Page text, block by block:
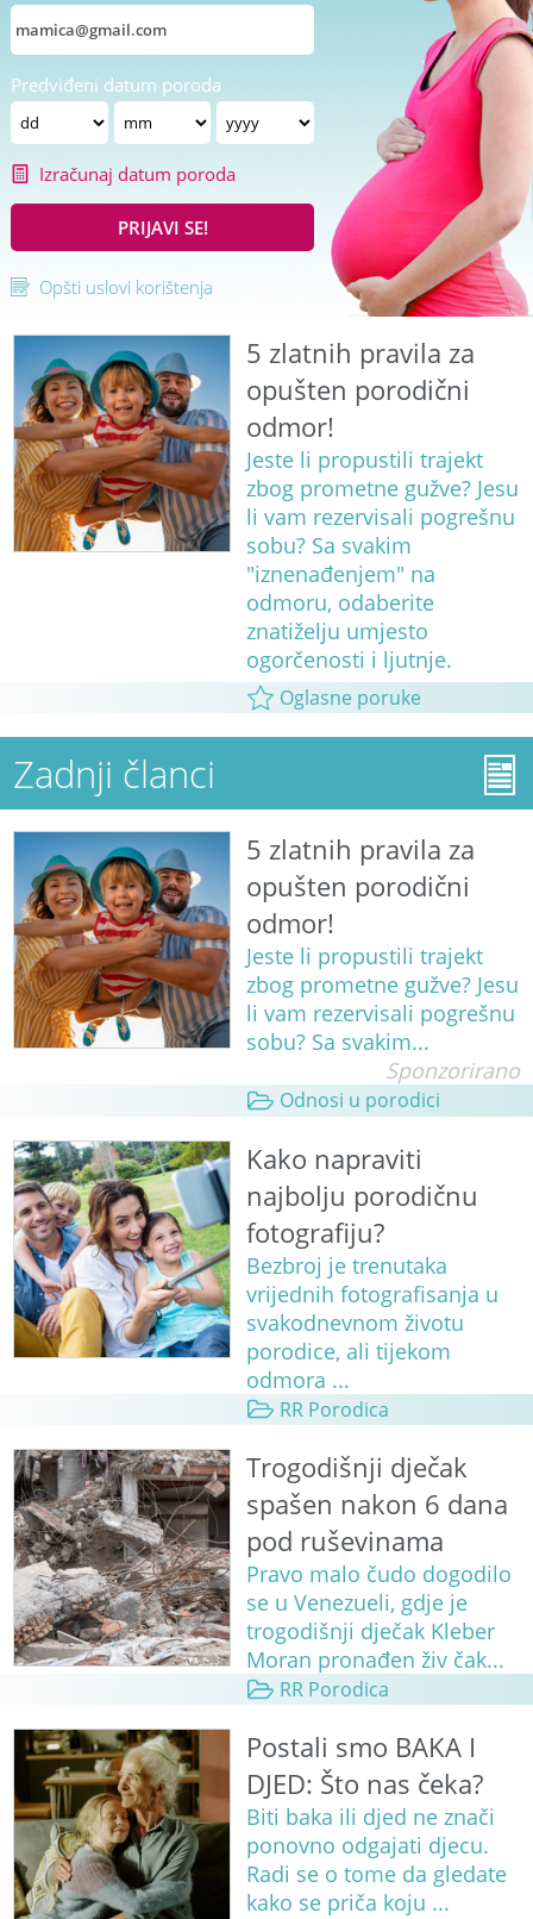
Predviđeni datum poroda
Izračunaj datum poroda
PRIJAVI SE!
Opšti uslovi korištenja
5 zlatnih pravila za
opušten porodični
odmor!
Jeste li propustili trajekt
zbog prometne gužve? Jesu
li vam rezervisali pogrešnu
sobu? Sa svakim
"iznenađenjem" na
odmoru, odaberite
znatiželju umjesto
ogorčenosti i ljutnje.
Oglasne poruke
Zadnji članci
5 zlatnih pravila za
opušten porodični
odmor!
Jeste li propustili trajekt
zbog prometne gužve? Jesu
li vam rezervisali pogrešnu
sobu? Sa svakim...
Sponzorirano
Odnosi u porodici
Kako napraviti
najbolju porodičnu
fotografiju?
Bezbroj je trenutaka
vrijednih fotografisanja u
svakodnevnom životu
porodice, ali tijekom
odmora ...
RR Porodica
Trogodišnji dječak
spašen nakon 6 dana
pod ruševinama
Pravo malo čudo dogodilo
se u Venezueli, gdje je
trogodišnji dječak Kleber
Moran pronađen živ čak...
RR Porodica
Postali smo BAKA I
DJED: Što nas čeka?
Biti baka ili djed ne znači
ponovno odgajati djecu.
Radi se o tome da gledate
kako se priča koju ...